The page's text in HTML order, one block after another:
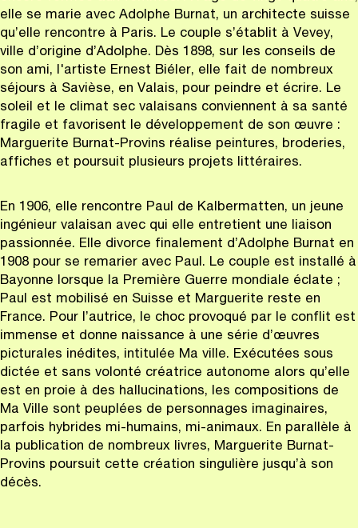
elle se marie avec Adolphe Burnat, un architecte suisse
qu’elle rencontre à Paris. Le couple s’établit à Vevey,
ville d’origine d’Adolphe. Dès 1898, sur les conseils de
son ami, l'artiste Ernest Biéler, elle fait de nombreux
séjours à Savièse, en Valais, pour peindre et écrire. Le
soleil et le climat sec valaisans conviennent à sa santé
fragile et favorisent le développement de son œuvre :
Marguerite Burnat-Provins réalise peintures, broderies,
affiches et poursuit plusieurs projets littéraires.
En 1906, elle rencontre Paul de Kalbermatten, un jeune
ingénieur valaisan avec qui elle entretient une liaison
passionnée. Elle divorce finalement d’Adolphe Burnat en
1908 pour se remarier avec Paul. Le couple est installé à
Bayonne lorsque la Première Guerre mondiale éclate ;
Paul est mobilisé en Suisse et Marguerite reste en
France. Pour l’autrice, le choc provoqué par le conflit est
immense et donne naissance à une série d’œuvres
picturales inédites, intitulée Ma ville. Exécutées sous
dictée et sans volonté créatrice autonome alors qu’elle
est en proie à des hallucinations, les compositions de
Ma Ville sont peuplées de personnages imaginaires,
parfois hybrides mi-humains, mi-animaux. En parallèle à
la publication de nombreux livres, Marguerite Burnat-
Provins poursuit cette création singulière jusqu’à son
décès.